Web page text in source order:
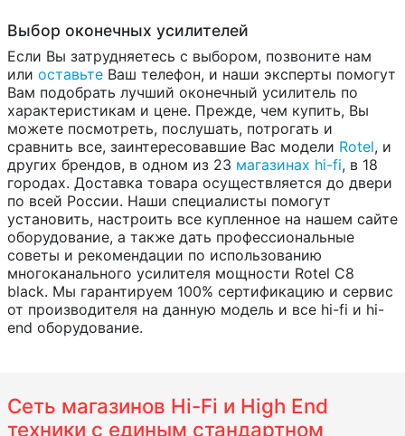
Выбор оконечных усилителей
Если Вы затрудняетесь с выбором, позвоните нам
или оставьте Ваш телефон, и наши эксперты помогут
Вам подобрать лучший оконечный усилитель по
характеристикам и цене. Прежде, чем купить, Вы
можете посмотреть, послушать, потрогать и
сравнить все, заинтересовавшие Вас модели Rotel, и
других брендов, в одном из 23 магазинах hi-fi, в 18
городах. Доставка товара осуществляется до двери
по всей России. Наши специалисты помогут
установить, настроить все купленное на нашем сайте
оборудование, а также дать профессиональные
советы и рекомендации по использованию
многоканального усилителя мощности Rotel C8
black. Мы гарантируем 100% сертификацию и сервис
от производителя на данную модель и все hi-fi и hi-
end оборудование.
Сеть магазинов Hi-Fi и High End
техники с единым стандартном